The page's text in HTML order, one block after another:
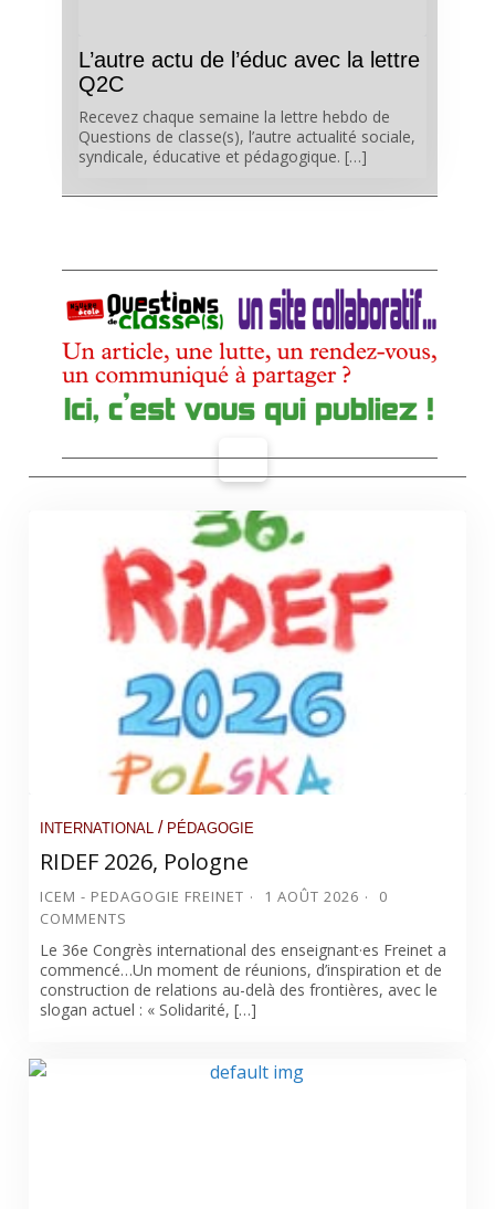
L’autre actu de l’éduc avec la lettre
Q2C
Recevez chaque semaine la lettre hebdo de
Questions de classe(s), l’autre actualité sociale,
syndicale, éducative et pédagogique. […]
INTERNATIONAL / PÉDAGOGIE
RIDEF 2026, Pologne
ICEM - PEDAGOGIE FREINET 1 AOÛT 2026
0
COMMENTS
Le 36e Congrès international des enseignant·es Freinet a
commencé…Un moment de réunions, d’inspiration et de
construction de relations au-delà des frontières, avec le
slogan actuel : « Solidarité, […]